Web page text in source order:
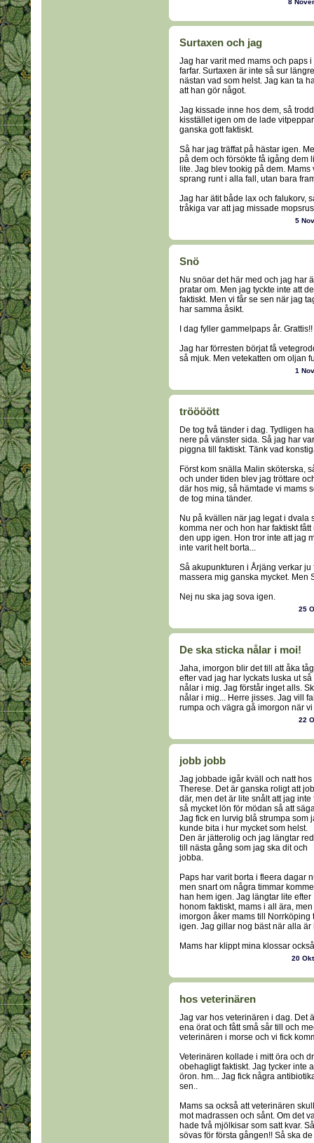
8
Surtaxen och jag
Jag har varit med mams och paps
farfar. Surtaxen är inte så sur
nästan vad som helst. Jag kan ta
att han gör något.
Jag kissade inne hos dem, så
kisstället igen om de lade
ganska gott faktiskt.
Så har jag träffat på hästar igen.
på dem och försökte få igång dem
lite. Jag blev tookig på dem.
sprang runt i alla fall, utan bara
Jag har ätit både lax och falukorv,
tråkiga var att jag missade
5
Snö
Nu snöar det här med och jag har
pratar om. Men jag tyckte inte att
faktiskt. Men vi får se sen när jag
har samma åsikt.
I dag fyller gammelpaps år. Grattis!!
Jag har förresten börjat få
så mjuk. Men vetekatten om oljan
1
tröööött
De tog två tänder i dag. Tydligen
nere på vänster sida. Så jag har
piggna till faktiskt. Tänk vad
Först kom snälla Malin sköterska,
och under tiden blev jag tröttare
där hos mig, så hämtade vi mams
de tog mina tänder.
Nu på kvällen när jag legat i dvala
komma ner och hon har faktiskt
den upp igen. Hon tror inte att jag
inte varit helt borta...
Så akupunkturen i Årjäng verkar
massera mig ganska mycket. Men
Nej nu ska jag sova igen.
25
De ska sticka nålar i moi!
Jaha, imorgon blir det till att åka
efter vad jag har lyckats luska ut
nålar i mig. Jag förstår inget alls.
nålar i mig... Herre jisses. Jag vill
rumpa och vägra gå imorgon när
22
jobb jobb
Jag jobbade igår kväll och natt hos
Therese. Det är ganska roligt att
där, men det är lite snålt att jag inte
så mycket lön för mödan så att
Jag fick en lurvig blå strumpa som
kunde bita i hur mycket som helst.
Den är jätterolig och jag längtar
till nästa gång som jag ska dit och
jobba.
Paps har varit borta i fleera dagar
men snart om några timmar
han hem igen. Jag längtar lite efter
honom faktiskt, mams i all ära,
imorgon åker mams till
igen. Jag gillar nog bäst när alla är
Mams har klippt mina klossar
20
hos veterinären
Jag var hos veterinären i dag. Det
ena örat och fått små sår till och
veterinären i morse och vi fick
Veterinären kollade i mitt öra och
obehagligt faktiskt. Jag tycker inte
öron. hm... Jag fick några
sen..
Mams sa också att veterinären
mot madrassen och sånt. Om det
hade två mjölkisar som satt kvar.
sövas för första gången!! Så ska